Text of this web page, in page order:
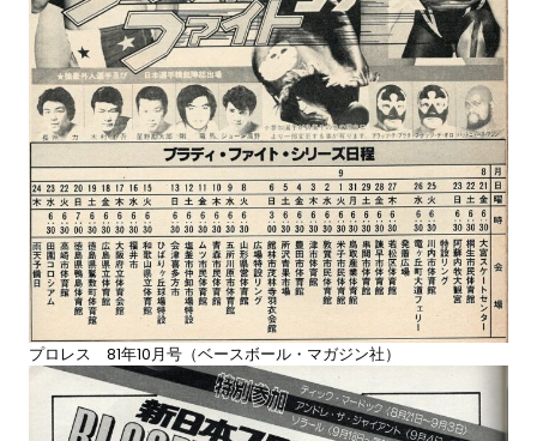
プロレス 81年10月号（ベースボール・マガジン社）